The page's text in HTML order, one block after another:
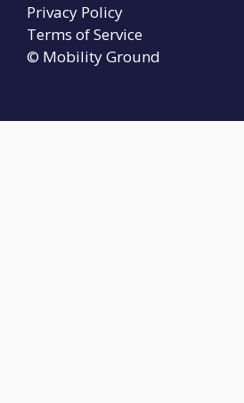
© Mobility Ground
Privacy Policy
Terms of Service